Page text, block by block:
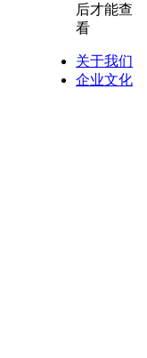
后才能查
看
关于我们
企业文化